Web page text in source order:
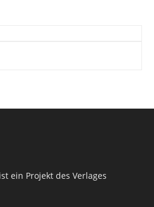
ein Projekt des Verlages